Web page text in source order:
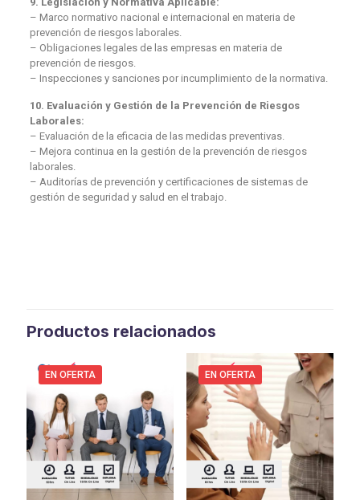
– Marco normativo nacional e internacional en materia de
prevención de riesgos laborales.
– Obligaciones legales de las empresas en materia de
prevención de riesgos.
– Inspecciones y sanciones por incumplimiento de la normativa.
10. Evaluación y Gestión de la Prevención de Riesgos
Laborales:
– Evaluación de la eficacia de las medidas preventivas.
– Mejora continua en la gestión de la prevención de riesgos
laborales.
– Auditorías de prevención y certificaciones de sistemas de
gestión de seguridad y salud en el trabajo.
Productos relacionados
EN OFERTA EN OFERTA